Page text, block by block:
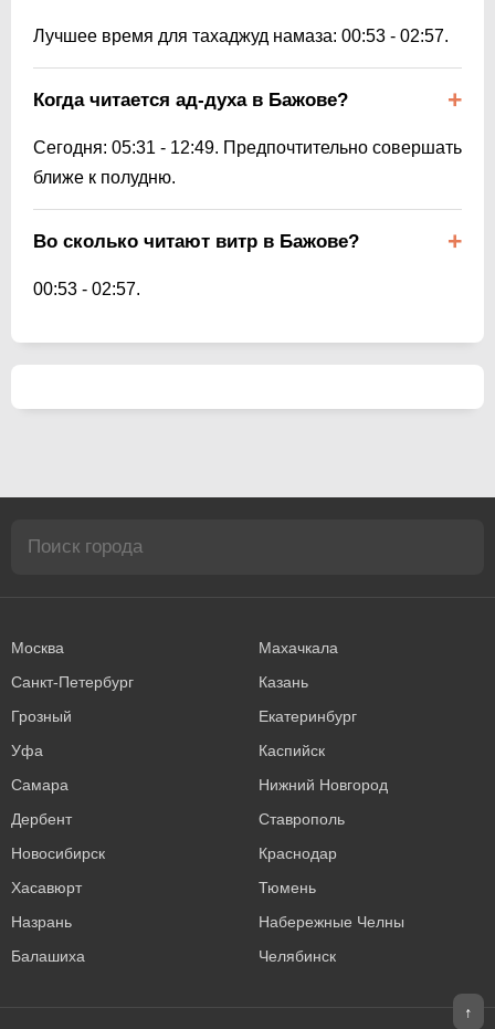
Лучшее время для тахаджуд намаза: 00:53 - 02:57.
Когда читается ад-духа в Бажове?
Сегодня: 05:31 - 12:49. Предпочтительно совершать
ближе к полудню.
Во сколько читают витр в Бажове?
00:53 - 02:57.
Москва
Махачкала
Санкт-Петербург
Казань
Грозный
Екатеринбург
Уфа
Каспийск
Самара
Нижний Новгород
Дербент
Ставрополь
Новосибирск
Краснодар
Хасавюрт
Тюмень
Назрань
Набережные Челны
Балашиха
Челябинск
↑